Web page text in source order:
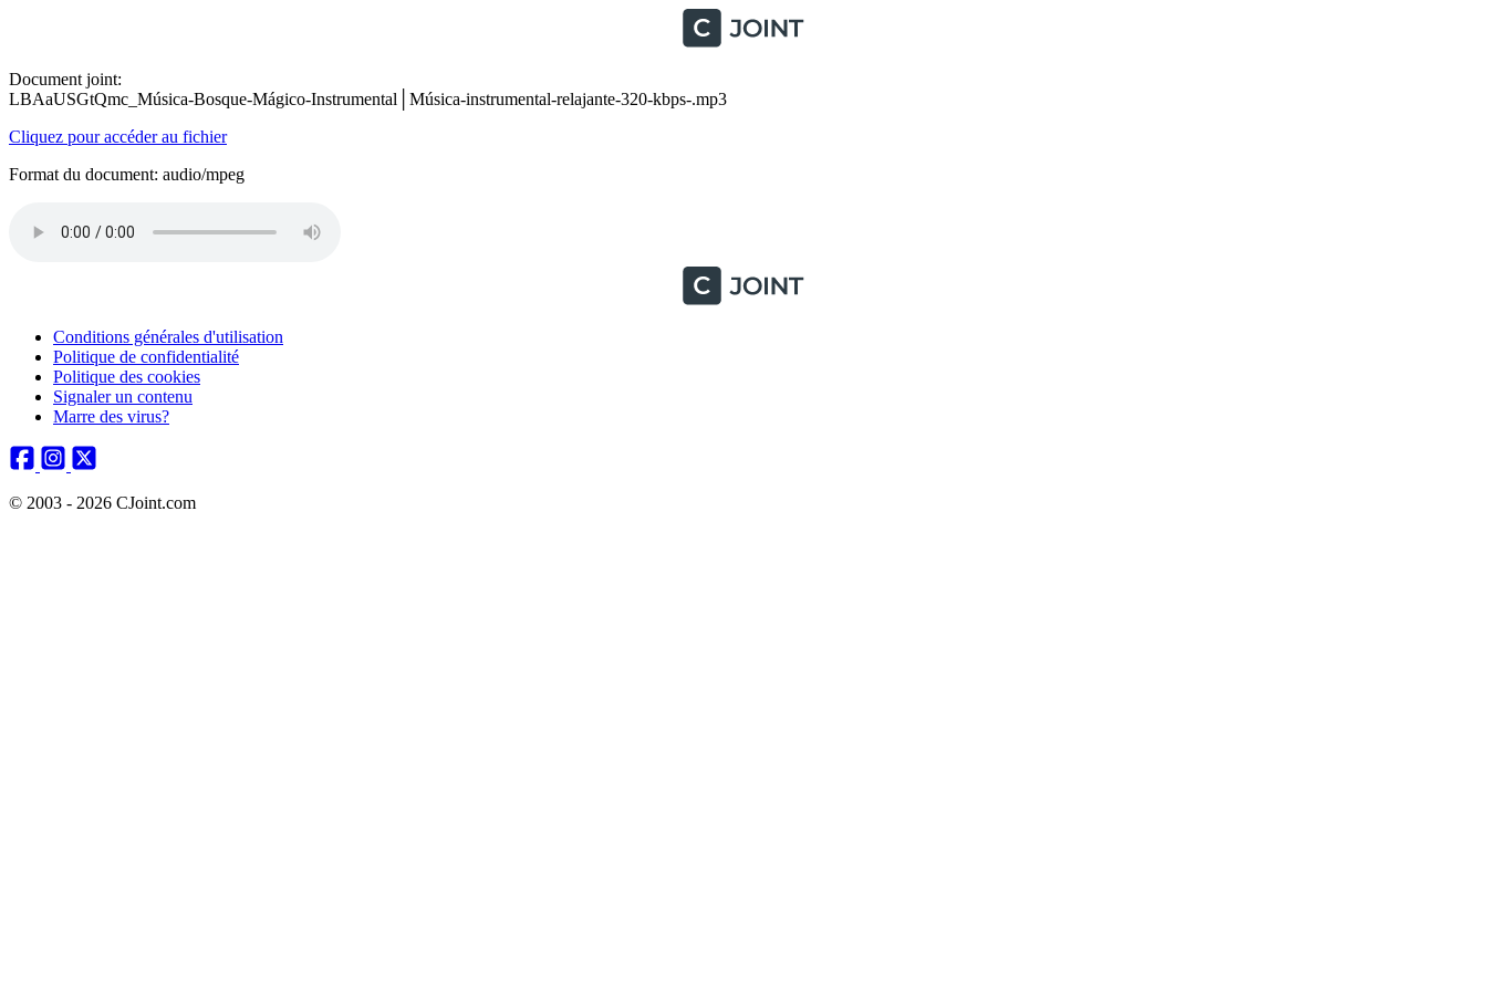
Document joint:
LBAaUSGtQmc_Música-Bosque-Mágico-Instrumental│Música-instrumental-relajante-320-kbps-.mp3
Cliquez pour accéder au fichier
Format du document: audio/mpeg
Conditions générales d'utilisation
Politique de confidentialité
Politique des cookies
Signaler un contenu
Marre des virus?
© 2003 - 2026 CJoint.com